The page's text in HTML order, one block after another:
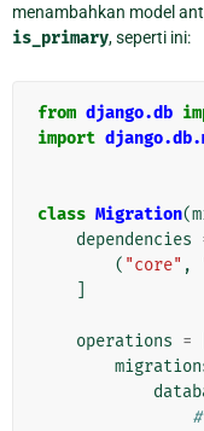
menambahkan model
is_primary, seperti ini:
from django.db
import
class Migration(
dependencies
( "core" ,
operations =